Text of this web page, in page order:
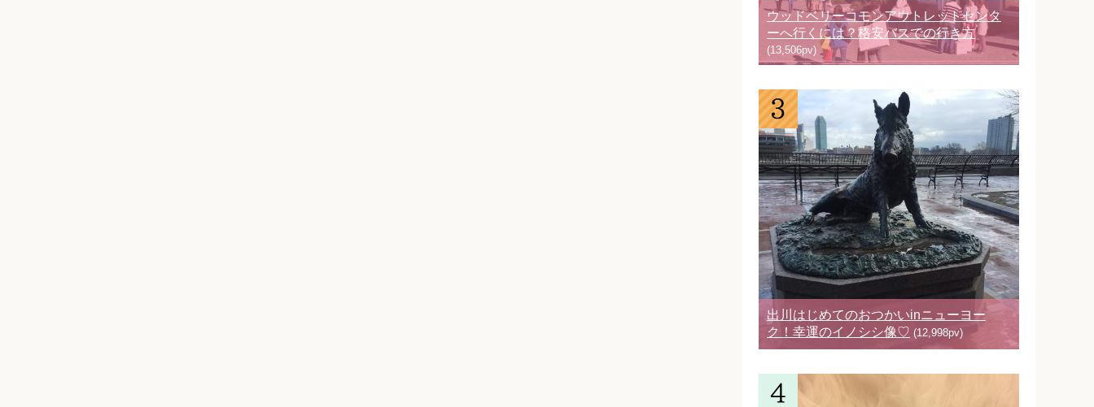
ウッドベリーコモンアウトレットセンタ
ーへ行くには？格安バスでの行き方
(13,506pv)
出川はじめてのおつかいinニューヨー
ク！幸運のイノシシ像♡ (12,998pv)